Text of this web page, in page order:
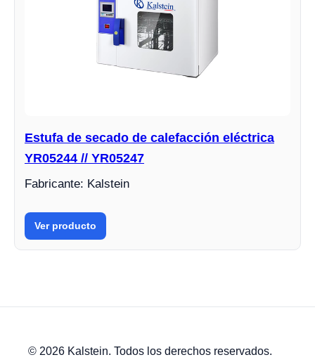
Estufa de secado de calefacción eléctrica
YR05244 // YR05247
Fabricante: Kalstein
Ver producto
© 2026 Kalstein. Todos los derechos reservados.